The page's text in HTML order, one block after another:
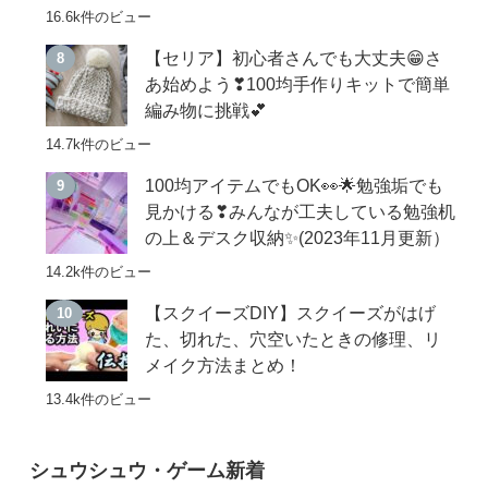
16.6k件のビュー
【セリア】初心者さんでも大丈夫😁さ
あ始めよう❣100均手作りキットで簡単
編み物に挑戦💕
14.7k件のビュー
100均アイテムでもOK👀🌟勉強垢でも
見かける❣みんなが工夫している勉強机
の上＆デスク収納✨(2023年11月更新）
14.2k件のビュー
【スクイーズDIY】スクイーズがはげ
た、切れた、穴空いたときの修理、リ
メイク方法まとめ！
13.4k件のビュー
シュウシュウ・ゲーム新着